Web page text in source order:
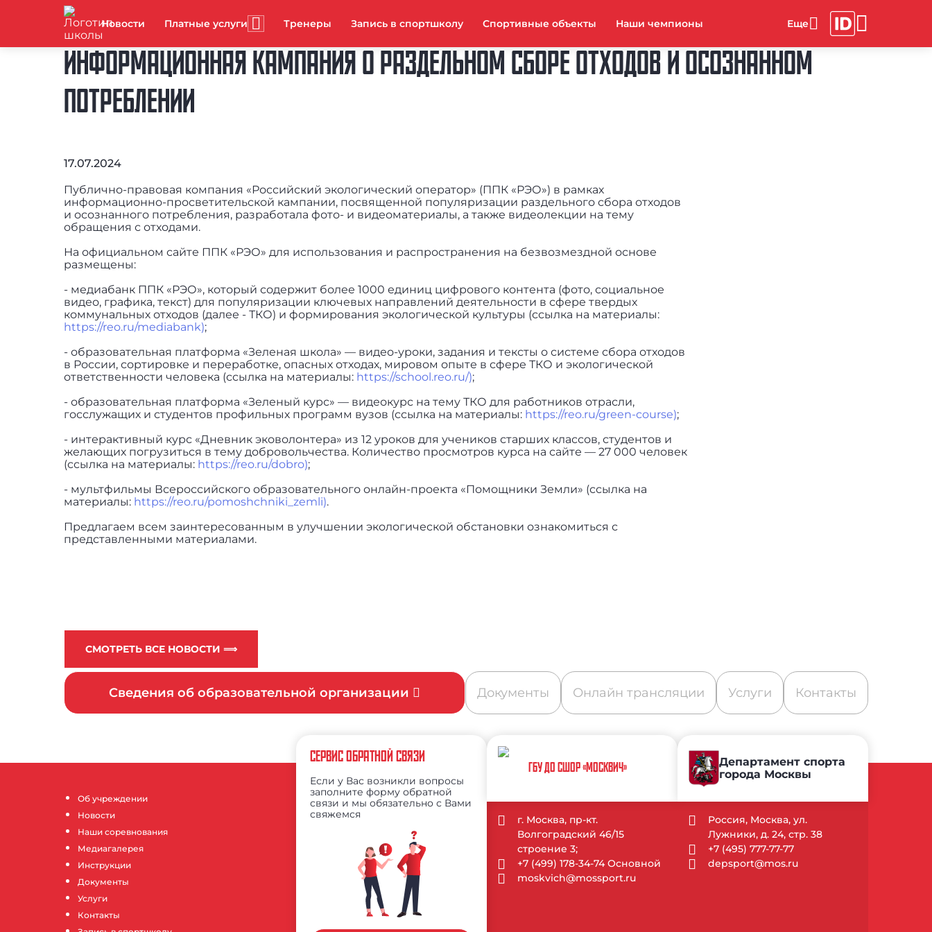
Новости Платные услуги Тренеры Запись в спортшколу Спортивные объекты Наши чемпионы
ИНФОРМАЦИОННАЯ КАМПАНИЯ О РАЗДЕЛЬНОМ СБОРЕ ОТХОДОВ И ОСОЗНАННОМ
ПОТРЕБЛЕНИИ
17.07.2024
Публично-правовая компания «Российский экологический оператор» (ППК «РЭО») в рамках
информационно-просветительской кампании, посвященной популяризации раздельного сбора отходов
и осознанного потребления, разработала фото- и видеоматериалы, а также видеолекции на тему
обращения с отходами.
На официальном сайте ППК «РЭО» для использования и распространения на безвозмездной основе
размещены:
- медиабанк ППК «РЭО», который содержит более 1000 единиц цифрового контента (фото, социальное
видео, графика, текст) для популяризации ключевых направлений деятельности в сфере твердых
коммунальных отходов (далее - ТКО) и формирования экологической культуры (ссылка на материалы:
https://reo.ru/mediabank);
- образовательная платформа «Зеленая школа» — видео-уроки, задания и тексты о системе сбора отходов
в России, сортировке и переработке, опасных отходах, мировом опыте в сфере ТКО и экологической
ответственности человека (ссылка на материалы: https://school.reo.ru/);
- образовательная платформа «Зеленый курс» — видеокурс на тему ТКО для работников отрасли,
госслужащих и студентов профильных программ вузов (ссылка на материалы: https://reo.ru/green-course);
- интерактивный курс «Дневник эковолонтера» из 12 уроков для учеников старших классов, студентов и
желающих погрузиться в тему добровольчества. Количество просмотров курса на сайте — 27 000 человек
(ссылка на материалы: https://reo.ru/dobro);
- мультфильмы Всероссийского образовательного онлайн-проекта «Помощники Земли» (ссылка на
материалы: https://reo.ru/pomoshchniki_zemli).
Предлагаем всем заинтересованным в улучшении экологической обстановки ознакомиться с
представленными материалами.
СМОТРЕТЬ ВСЕ НОВОСТИ ⟹
Сведения об образовательной организации Документы Онлайн трансляции Услуги Контакты
Об учреждении
Новости
Наши соревнования
Медиагалерея
Инструкции
Документы
Услуги
Контакты
СЕРВИС ОБРАТНОЙ СВЯЗИ
Если у Вас возникли вопросы
заполните форму обратной
связи и мы обязательно с Вами
свяжемся
ГБУ ДО СШОР «МОСКВИЧ»
г. Москва, пр-кт.
Волгоградский 46/15
строение 3;
+7 (499) 178-34-74 Основной
moskvich@mossport.ru
Департамент спорта
города Москвы
Россия, Москва, ул.
Лужники, д. 24, стр. 38
+7 (495) 777-77-77
depsport@mos.ru